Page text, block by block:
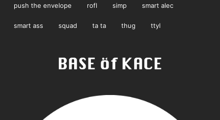
push the envelope rofl simp smart alec
smart ass squad ta ta thug ttyl